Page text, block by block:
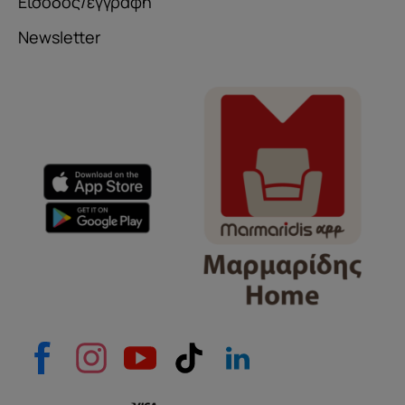
Newsletter